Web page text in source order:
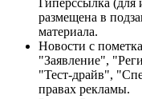
Гиперссылка (для
размещена в
материала.
Новости с
"Заявление",
"Тест-драйв",
правах рекламы.